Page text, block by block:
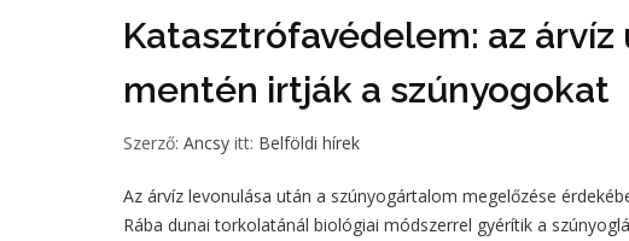
Katasztrófavédelem: az árvíz
mentén irtják a szúnyogokat
Szerző: Ancsy itt: Belföldi hírek
Az árvíz levonulása után a szúnyogártalom megelőzése
Rába dunai torkolatánál biológiai módszerrel gyérítik a